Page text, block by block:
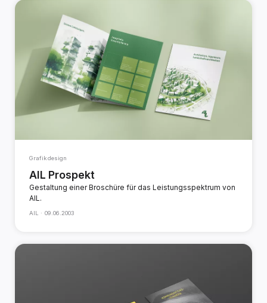
Grafikdesign
AIL Prospekt
Gestaltung einer Broschüre für das Leistungsspektrum von
AIL.
AIL · 09.06.2003